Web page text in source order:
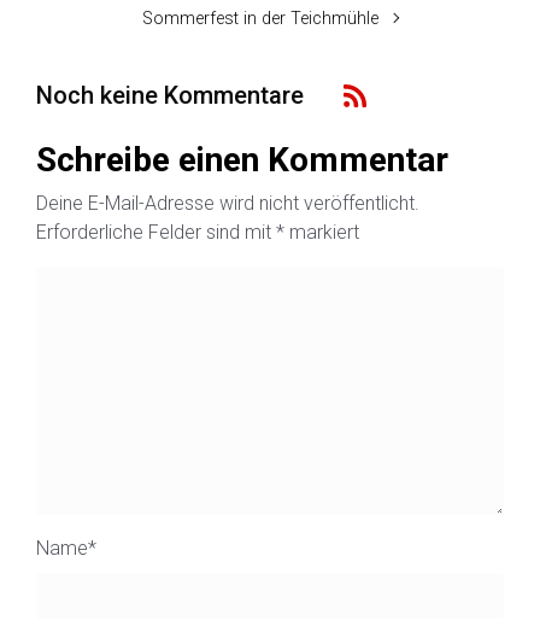
Sommerfest in der Teichmühle
Noch keine Kommentare
Schreibe einen Kommentar
Deine E-Mail-Adresse wird nicht veröffentlicht.
Erforderliche Felder sind mit * markiert
Name*